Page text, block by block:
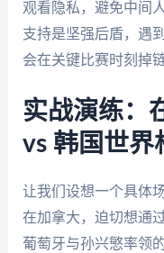
观看隐私，避免中间
支持是坚强后盾，遇
会在关键比赛时刻掉链
实战演练：
vs 韩国世界
让我们设想一个具体
在加拿大，迫切想通
葡萄牙与孙兴慜率领